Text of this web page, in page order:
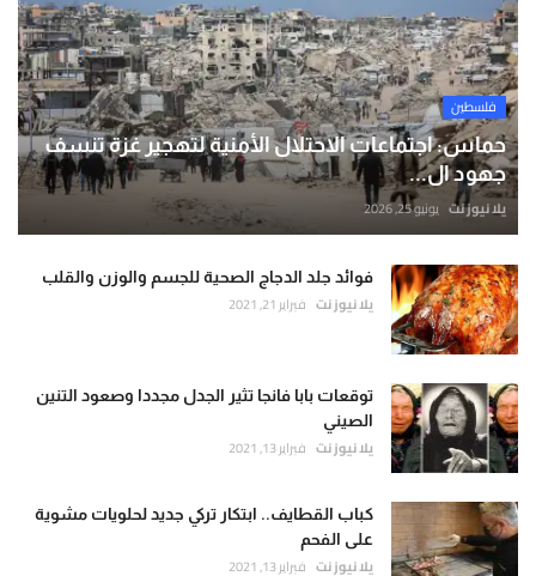
فلسطين
حماس: اجتماعات الاحتلال الأمنية لتهجير غزة تنسف
جهود ال...
يلا نيوز نت يونيو 25, 2026
فوائد جلد الدجاج الصحية للجسم والوزن والقلب
يلا نيوز نت فبراير 21, 2021
توقعات بابا فانجا تثير الجدل مجددا وصعود التنين
الصيني
يلا نيوز نت فبراير 13, 2021
كباب القطايف.. ابتكار تركي جديد لحلويات مشوية
على الفحم
يلا نيوز نت فبراير 13, 2021